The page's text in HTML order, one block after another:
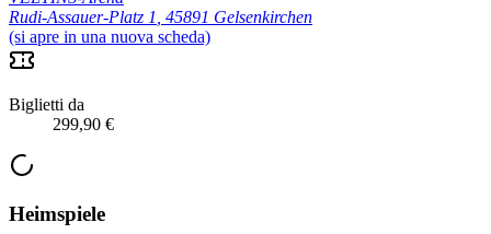
Rudi-Assauer-Platz 1 45891 Gelsenkirchen
(si apre in una nuova scheda)
Biglietti da
299,90 €
Heimspiele